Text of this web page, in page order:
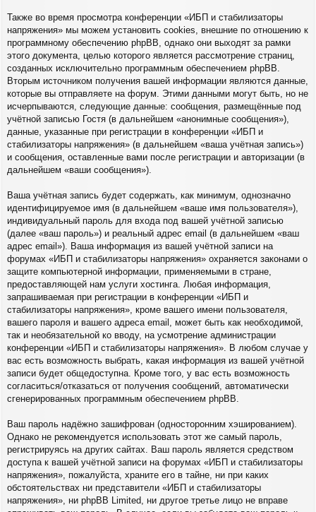
Также во время просмотра конференции «ИБП и стабилизаторы
напряжения» мы можем установить cookies, внешние по отношению к
программному обеспечению phpBB, однако они выходят за рамки
этого документа, целью которого является рассмотрение страниц,
созданных исключительно программным обеспечением phpBB.
Вторым источником получения вашей информации являются данные,
которые вы отправляете на форум. Этими данными могут быть, но не
исчерпываются, следующие данные: сообщения, размещённые под
учётной записью Гостя (в дальнейшем «анонимные сообщения»),
данные, указанные при регистрации в конференции «ИБП и
стабилизаторы напряжения» (в дальнейшем «ваша учётная запись»)
и сообщения, оставленные вами после регистрации и авторизации (в
дальнейшем «ваши сообщения»).
Ваша учётная запись будет содержать, как минимум, однозначно
идентифицируемое имя (в дальнейшем «ваше имя пользователя»),
индивидуальный пароль для входа под вашей учётной записью
(далее «ваш пароль») и реальный адрес email (в дальнейшем «ваш
адрес email»). Ваша информация из вашей учётной записи на
форумах «ИБП и стабилизаторы напряжения» охраняется законами о
защите компьютерной информации, применяемыми в стране,
предоставляющей нам услуги хостинга. Любая информация,
запрашиваемая при регистрации в конференции «ИБП и
стабилизаторы напряжения», кроме вашего имени пользователя,
вашего пароля и вашего адреса email, может быть как необходимой,
так и необязательной ко вводу, на усмотрение администрации
конференции «ИБП и стабилизаторы напряжения». В любом случае у
вас есть возможность выбрать, какая информация из вашей учётной
записи будет общедоступна. Кроме того, у вас есть возможность
согласиться/отказаться от получения сообщений, автоматически
сгенерированных программным обеспечением phpBB.
Ваш пароль надёжно зашифрован (односторонним хэшированием).
Однако не рекомендуется использовать этот же самый пароль,
регистрируясь на других сайтах. Ваш пароль является средством
доступа к вашей учётной записи на форумах «ИБП и стабилизаторы
напряжения», пожалуйста, храните его в тайне, ни при каких
обстоятельствах ни представители «ИБП и стабилизаторы
напряжения», ни phpBB Limited, ни другое третье лицо не вправе